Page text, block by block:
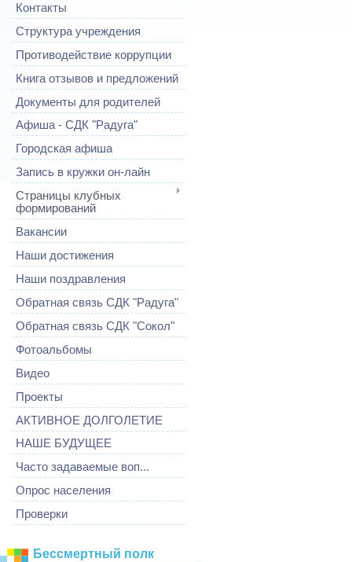
Контакты
Структура учреждения
Противодействие коррупции
Книга отзывов и предложений
Документы для родителей
Афиша - СДК "Радуга"
Городская афиша
Запись в кружки он-лайн
Страницы клубных
формирований
Вакансии
Наши достижения
Наши поздравления
Обратная связь СДК "Радуга"
Обратная связь СДК "Сокол"
Фотоальбомы
Видео
Проекты
АКТИВНОЕ ДОЛГОЛЕТИЕ
НАШЕ БУДУЩЕЕ
Часто задаваемые воп...
Опрос населения
Проверки
Бессмертный полк